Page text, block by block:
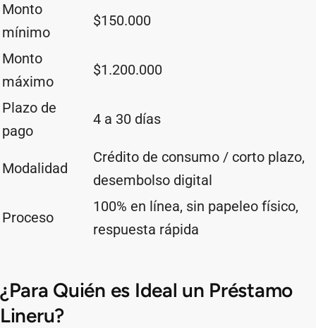
Monto
mínimo
$150.000
Monto
máximo
$1.200.000
Plazo de
pago
4 a 30 días
Modalidad
Crédito de consumo / corto plazo,
desembolso digital
Proceso
100% en línea, sin papeleo físico,
respuesta rápida
¿Para Quién es Ideal un Préstamo
Lineru?